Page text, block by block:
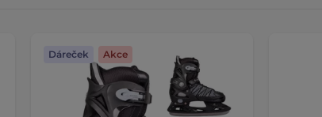
Dáreček Akce